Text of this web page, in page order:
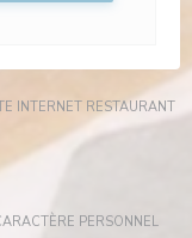
INTERNET RESTAURANT
UNE NOUVELLE
UNE NOUVELLE
NOUVELLE FENÊTRE))
PERSONNEL